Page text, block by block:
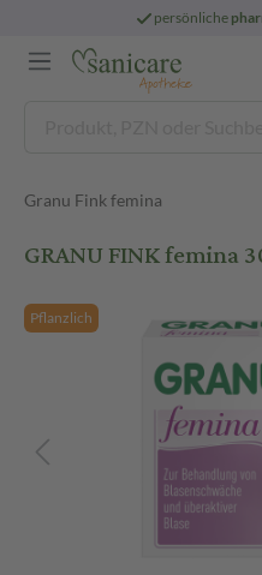
persönliche
Granu Fink femina
GRANU FINK femina
Pflanzlich